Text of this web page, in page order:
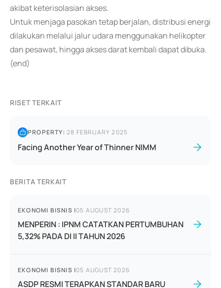
akibat keterisolasian akses.
Untuk menjaga pasokan tetap berjalan, distribusi energi
dilakukan melalui jalur udara menggunakan helikopter
dan pesawat, hingga akses darat kembali dapat dibuka.
(end)
RISET TERKAIT
PROPERTY|28 FEBRUARY 2025
Facing Another Year of Thinner NIMM
BERITA TERKAIT
EKONOMI BISNIS |05 AUGUST 2026
MENPERIN : IPNM CATATKAN PERTUMBUHAN
5,32% PADA DI II TAHUN 2026
EKONOMI BISNIS |05 AUGUST 2026
ASDP RESMI TERAPKAN STANDAR BARU